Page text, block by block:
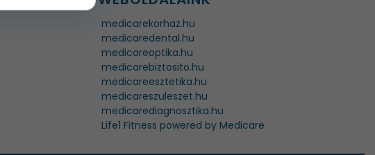
medicarekorhaz.hu
medicaredental.hu
medicareoptika.hu
medicarebiztosito.hu
medicareesztetika.hu
medicareszuleszet.hu
medicarediagnosztika.hu
Life1 Fitness powered by Medicare